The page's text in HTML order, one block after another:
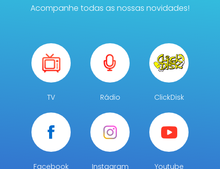
Acompanhe todas as nossas novidades!
TV Rádio ClickDisk
Facebook Instagram Youtube